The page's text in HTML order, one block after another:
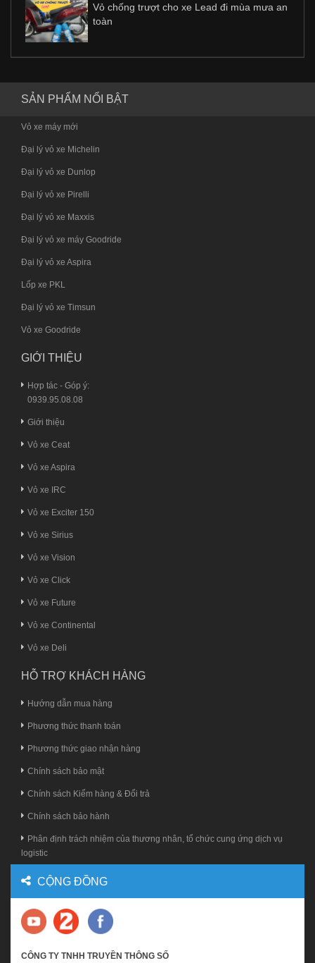
Vỏ chống trượt cho xe Lead đi mùa mưa an
toàn
SẢN PHẨM NỔI BẬT
Vỏ xe máy mới
Đại lý vỏ xe Michelin
Đại lý vỏ xe Dunlop
Đại lý vỏ xe Pirelli
Đại lý vỏ xe Maxxis
Đại lý vỏ xe máy Goodride
Đại lý vỏ xe Aspira
Lốp xe PKL
Đại lý vỏ xe Timsun
Vỏ xe Goodride
GIỚI THIỆU
Hợp tác - Góp ý:
0939.95.08.08
Giới thiệu
Vỏ xe Ceat
Vỏ xe Aspira
Vỏ xe IRC
Vỏ xe Exciter 150
Vỏ xe Sirius
Vỏ xe Vision
Vỏ xe Click
Vỏ xe Future
Vỏ xe Continental
Vỏ xe Deli
HỖ TRỢ KHÁCH HÀNG
Hướng dẫn mua hàng
Phương thức thanh toán
Phương thức giao nhận hàng
Chính sách bảo mật
Chính sách Kiểm hàng & Đổi trả
Chính sách bảo hành
Phân định trách nhiệm của thương nhân, tổ chức cung ứng dịch vụ
logistic
CỘNG ĐỒNG
CÔNG TY TNHH TRUYỀN THÔNG SỐ